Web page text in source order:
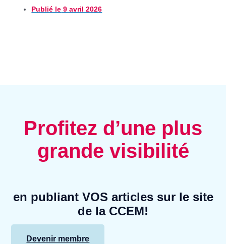
Publié le 9 avril 2026
Profitez d’une plus
grande visibilité
en publiant VOS articles sur le site
de la CCEM!
Devenir membre